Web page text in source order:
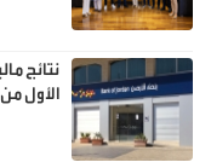
نتائج
الأول من 2026 بنسبة تقترب من 38%